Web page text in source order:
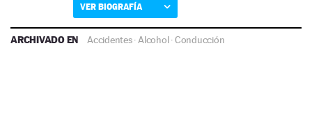
VER BIOGRAFÍA
ARCHIVADO EN Accidentes· Alcohol·Conducción